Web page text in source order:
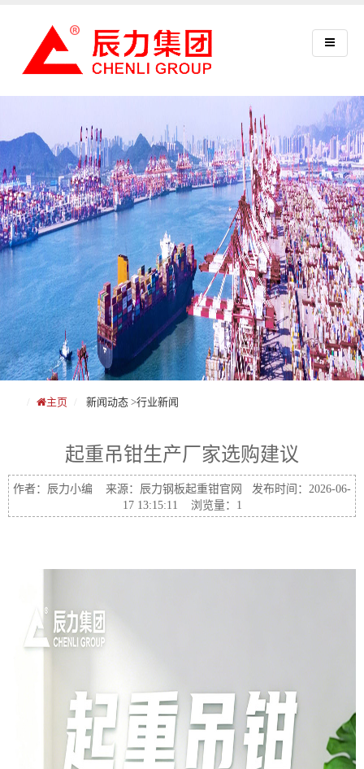
主页 新闻动态 >行业新闻
起重吊钳生产厂家选购建议
作者：辰力小编 来源：辰力钢板起重钳官网 发布时间：2026-06-
17 13:15:11 浏览量：1